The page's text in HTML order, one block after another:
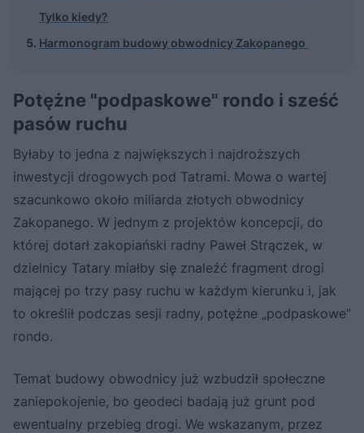
Tylko kiedy?
Harmonogram budowy obwodnicy Zakopanego
Potężne "podpaskowe" rondo i sześć
pasów ruchu
Byłaby to jedna z największych i najdroższych
inwestycji drogowych pod Tatrami. Mowa o wartej
szacunkowo około miliarda złotych obwodnicy
Zakopanego. W jednym z projektów koncepcji, do
której dotarł zakopiański radny Paweł Strączek, w
dzielnicy Tatary miałby się znaleźć fragment drogi
mającej po trzy pasy ruchu w każdym kierunku i, jak
to określił podczas sesji radny, potężne „podpaskowe”
rondo.
Temat budowy obwodnicy już wzbudził społeczne
zaniepokojenie, bo geodeci badają już grunt pod
ewentualny przebieg drogi. We wskazanym, przez